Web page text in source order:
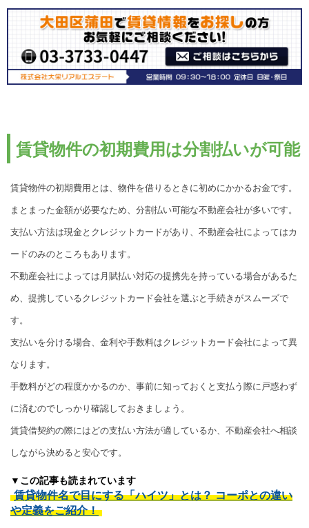
賃貸物件の初期費用は分割払いが可能
賃貸物件の初期費用とは、物件を借りるときに初めにかかるお金です。
まとまった金額が必要なため、分割払い可能な不動産会社が多いです。
支払い方法は現金とクレジットカードがあり、不動産会社によってはカ
ードのみのところもあります。
不動産会社によっては月賦払い対応の提携先を持っている場合があるた
め、提携しているクレジットカード会社を選ぶと手続きがスムーズで
す。
支払いを分ける場合、金利や手数料はクレジットカード会社によって異
なります。
手数料がどの程度かかるのか、事前に知っておくと支払う際に戸惑わず
に済むのでしっかり確認しておきましょう。
賃貸借契約の際にはどの支払い方法が適しているか、不動産会社へ相談
しながら決めると安心です。
▼この記事も読まれています
賃貸物件名で目にする「ハイツ」とは？ コーポとの違い
や定義をご紹介！